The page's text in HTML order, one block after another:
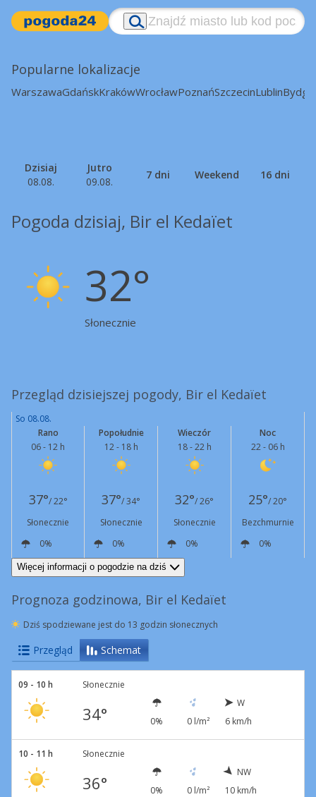
Popularne lokalizacje
WarszawaGdańskKrakówWrocławPoznańSzczecinLublin
Dzisiaj
08.08.
Jutro
09.08.
7 dni Weekend 16 dni
Pogoda dzisiaj, Bir el Kedaïet
32°
Słonecznie
Przegląd dzisiejszej pogody, Bir el Kedaïet
So 08.08.
Rano
06 - 12 h
Popołudnie
12 - 18 h
Wieczór
18 - 22 h
Noc
22 - 06 h
37°/ 22° 37°/ 34° 32°/ 26° 25°/ 20°
Słonecznie
Słonecznie Słonecznie
Bezchmurnie
0%
0% 0%
0%
NW
6 km/h NW
18 km/h
Więcej informacji o pogodzie na dziś
Prognoza godzinowa, Bir el Kedaïet
Dziś spodziewane jest do 13 godzin słonecznych
Przegląd Schemat
09 - 10 h Słonecznie
34° 0% 0 l/m²
W
6 km/h
10 - 11 h Słonecznie
36° 0% 0 l/m²
NW
10 km/h